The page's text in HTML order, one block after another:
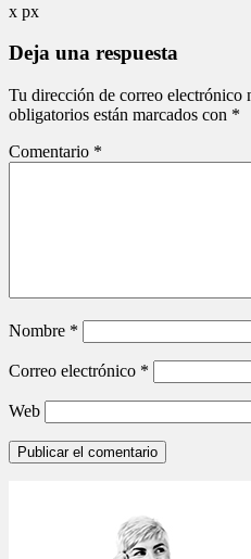
x px
Deja una respuesta
Tu dirección de correo electrónico
obligatorios están marcados con *
Comentario *
Nombre *
Correo electrónico *
Web